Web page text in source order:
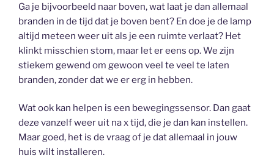
Ga je bijvoorbeeld naar boven, wat laat je dan allemaal
branden in de tijd dat je boven bent? En doe je de lamp
altijd meteen weer uit als je een ruimte verlaat? Het
klinkt misschien stom, maar let er eens op. We zijn
stiekem gewend om gewoon veel te veel te laten
branden, zonder dat we er erg in hebben.
Wat ook kan helpen is een bewegingssensor. Dan gaat
deze vanzelf weer uit na x tijd, die je dan kan instellen.
Maar goed, het is de vraag of je dat allemaal in jouw
huis wilt installeren.